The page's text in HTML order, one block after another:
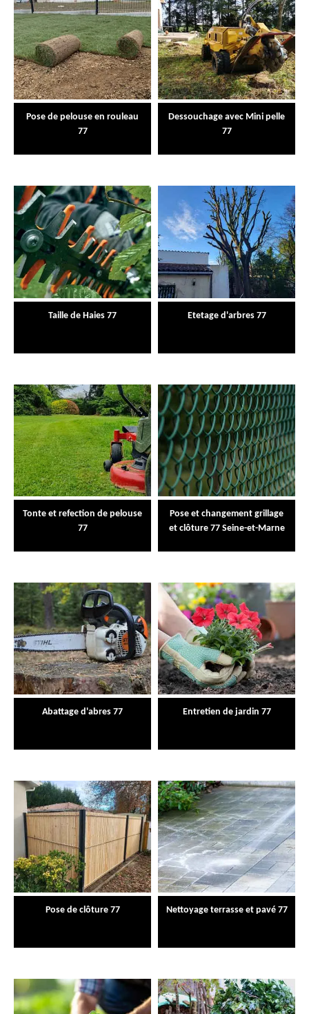
Pose de pelouse en rouleau
77
Dessouchage avec Mini pelle
77
Taille de Haies 77 Etetage d'arbres 77
Tonte et refection de pelouse
77
Pose et changement grillage
et clôture 77 Seine-et-Marne
Abattage d'abres 77 Entretien de jardin 77
Pose de clôture 77 Nettoyage terrasse et pavé 77